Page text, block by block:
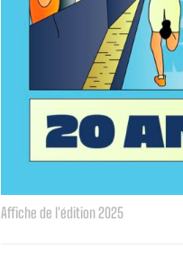
Affiche de l'édition 2025